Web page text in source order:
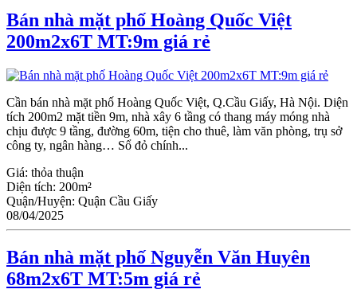
Bán nhà mặt phố Hoàng Quốc Việt
200m2x6T MT:9m giá rẻ
Cần bán nhà mặt phố Hoàng Quốc Việt, Q.Cầu Giấy, Hà Nội. Diện
tích 200m2 mặt tiền 9m, nhà xây 6 tầng có thang máy móng nhà
chịu được 9 tầng, đường 60m, tiện cho thuê, làm văn phòng, trụ sở
công ty, ngân hàng… Sổ đỏ chính...
Giá: thỏa thuận
Diện tích: 200m²
Quận/Huyện: Quận Cầu Giấy
08/04/2025
Bán nhà mặt phố Nguyễn Văn Huyên
68m2x6T MT:5m giá rẻ